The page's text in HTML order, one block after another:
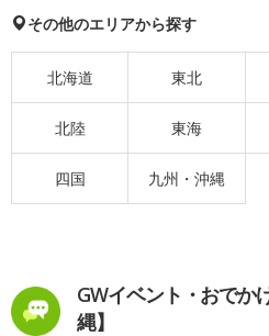
その他のエリアから探す
北海道 東北
北陸 東海
四国 九州・沖縄
GWイベント・おでか
縄】